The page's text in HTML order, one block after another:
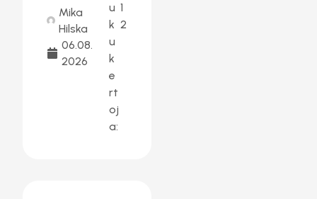
Mika
Hilska
06.08.
2026
u
k
u
k
e
rt
oj
a:
1
2